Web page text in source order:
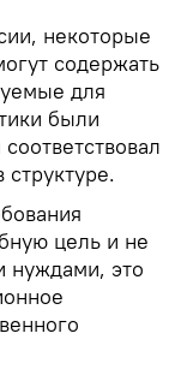
некоторые
содержать
для
были
цель и не
нуждами, это